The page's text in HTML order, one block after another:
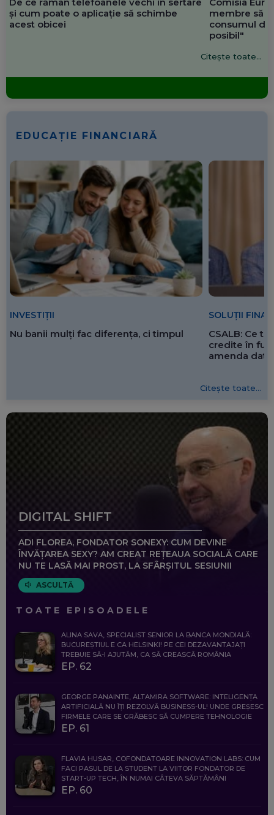
și cum poate o aplicație să schimbe
acest obicei
membre să
consumul de
posibil"
Citește toate...
EDUCAȚIE FINANCIARĂ
INVESTIȚII
Nu banii mulți fac diferența, ci timpul
SOLUȚII
CSALB: Ce
credite în
amenda
Citește toate...
DIGITAL SHIFT
ADI FLOREA, FONDATOR SONEXY: CUM DEVINE
ÎNVĂȚAREA SEXY? AM CREAT REȚEAUA SOCIALĂ CARE
NU TE LASĂ MAI PROST, LA SFÂRȘITUL SESIUNII
ASCULTĂ
TOATE EPISOADELE
ALINA SAVA, SPECIALIST SENIOR LA BANCA MONDIALĂ:
BUCUREȘTIUL E CA HELSINKI! PE CEI DEZAVANTAJAȚI
TREBUIE SĂ-I AJUTĂM, CA SĂ CREASCĂ ROMÂNIA
EP. 62
GEORGE PANAINTE, ALTAMIRA SOFTWARE: INTELIGENȚA
ARTIFICIALĂ NU ÎȚI REZOLVĂ BUSINESS-UL! UNDE GREȘESC
FIRMELE CARE SE GRĂBESC SĂ CUMPERE TEHNOLOGIE
EP. 61
FLAVIA HUSAR, COFONDATOARE INNOVATION LABS: CUM
FACI PASUL DE LA STUDENT LA VIITOR FONDATOR DE
START-UP TECH, ÎN NUMAI CÂTEVA SĂPTĂMÂNI
EP. 60